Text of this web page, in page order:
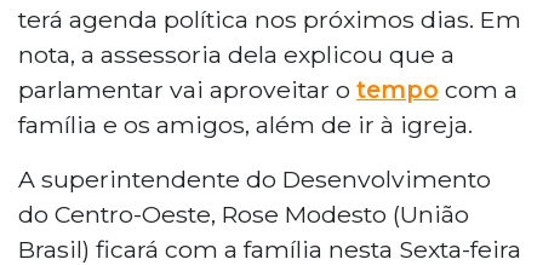
terá agenda política nos próximos dias. Em
nota, a assessoria dela explicou que a
parlamentar vai aproveitar o tempo com a
família e os amigos, além de ir à igreja.
A superintendente do Desenvolvimento
do Centro-Oeste, Rose Modesto (União
Brasil) ficará com a família nesta Sexta-feira